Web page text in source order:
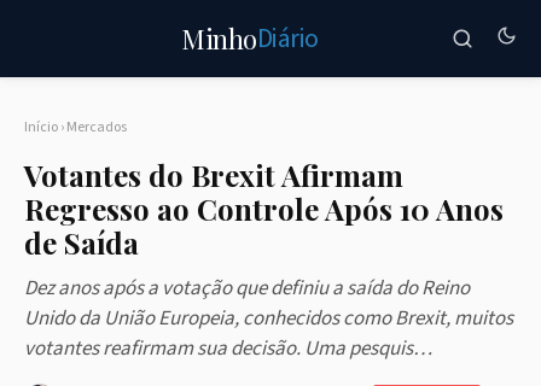
MinhoDiário
Início›Mercados
Votantes do Brexit Afirmam
Regresso ao Controle Após 10 Anos
de Saída
Dez anos após a votação que definiu a saída do Reino
Unido da União Europeia, conhecidos como Brexit, muitos
votantes reafirmam sua decisão. Uma pesquis…